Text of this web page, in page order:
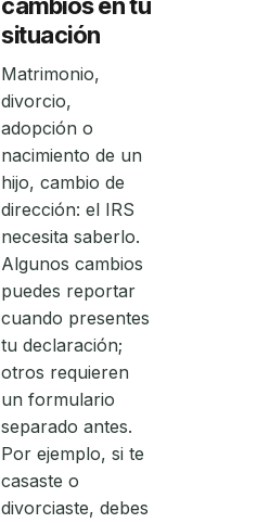
situación
Matrimonio,
divorcio,
adopción o
nacimiento de un
hijo, cambio de
dirección: el IRS
necesita saberlo.
Algunos cambios
puedes reportar
cuando presentes
tu declaración;
otros requieren
un formulario
separado antes.
Por ejemplo, si te
casaste o
divorciaste, debes